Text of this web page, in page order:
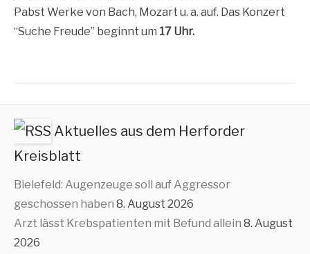
Pabst Wer­ke von Bach, Mozart u. a. auf. Das Kon­zert
“Suche Freu­de” beginnt um 17 Uhr.
Aktuelles aus dem Herforder
Kreisblatt
Bielefeld: Augenzeuge soll auf Aggressor
geschossen haben 8. August 2026
Arzt lässt Krebspatienten mit Befund allein 8. August
2026